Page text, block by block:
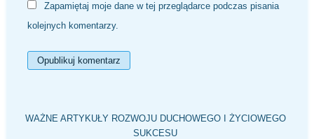
Zapamiętaj moje dane w tej przeglądarce podczas pisania
kolejnych komentarzy.
WAŻNE ARTYKUŁY ROZWOJU DUCHOWEGO I ŻYCIOWEGO
SUKCESU